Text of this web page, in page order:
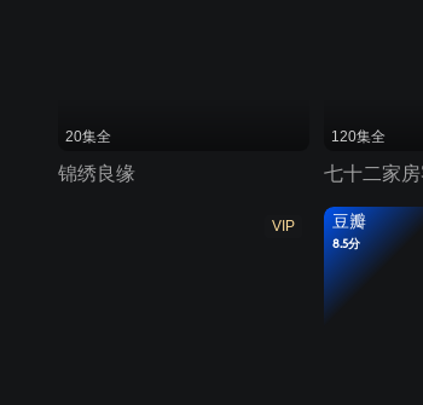
20集全
锦绣良缘
120集全
七十二家
VIP 豆瓣
8.5分